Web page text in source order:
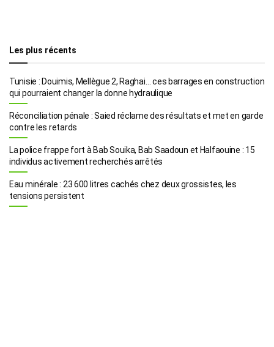
Les plus récents
Tunisie : Douimis, Mellègue 2, Raghai… ces barrages en construction
qui pourraient changer la donne hydraulique
Réconciliation pénale : Saied réclame des résultats et met en garde
contre les retards
La police frappe fort à Bab Souika, Bab Saadoun et Halfaouine : 15
individus activement recherchés arrêtés
Eau minérale : 23 600 litres cachés chez deux grossistes, les
tensions persistent